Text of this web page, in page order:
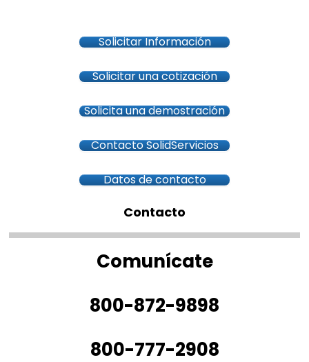
Solicitar Información
Solicitar una cotización
Solicita una demostración
Contacto SolidServicios
Datos de contacto
Contacto
Comunícate
800-872-9898
800-777-2908